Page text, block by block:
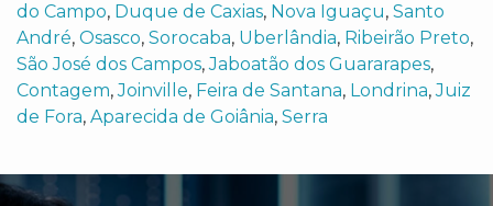
do Campo, Duque de Caxias, Nova Iguaçu, Santo
André, Osasco, Sorocaba, Uberlândia, Ribeirão Preto,
São José dos Campos,Jaboatão dos Guararapes,
Contagem,Joinville, Feira de Santana, Londrina,Juiz
de Fora, Aparecida de Goiânia, Serra